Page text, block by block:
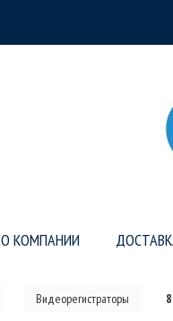
О КОМПАНИИ
Видеорегистраторы